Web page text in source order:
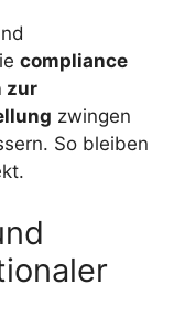
compliance
zur
zwingen
So bleiben